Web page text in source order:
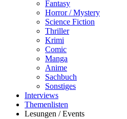
Fantasy
Horror / Mystery
Science Fiction
Thriller
Krimi
Comic
Manga
Anime
Sachbuch
Sonstiges
Interviews
Themenlisten
Lesungen / Events